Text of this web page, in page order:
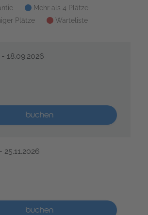
im überblick
Mehr als 4 Plätze
Plätze
Warteliste
von BDD mit Cucumber – 3 Tage
18.09.2026
verfügbar
buchen
von BDD mit Cucumber – 3 Tage
25.11.2026
verfügbar
buchen